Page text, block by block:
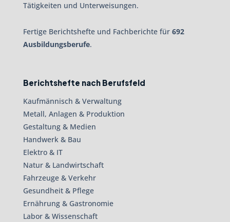
Tätigkeiten und Unterweisungen.
Fertige Berichtshefte und Fachberichte für 692
Ausbildungsberufe.
Berichtshefte nach Berufsfeld
Kaufmännisch & Verwaltung
Metall, Anlagen & Produktion
Gestaltung & Medien
Handwerk & Bau
Elektro & IT
Natur & Landwirtschaft
Fahrzeuge & Verkehr
Gesundheit & Pflege
Ernährung & Gastronomie
Labor & Wissenschaft